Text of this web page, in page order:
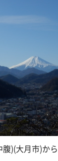
)(大月市)か